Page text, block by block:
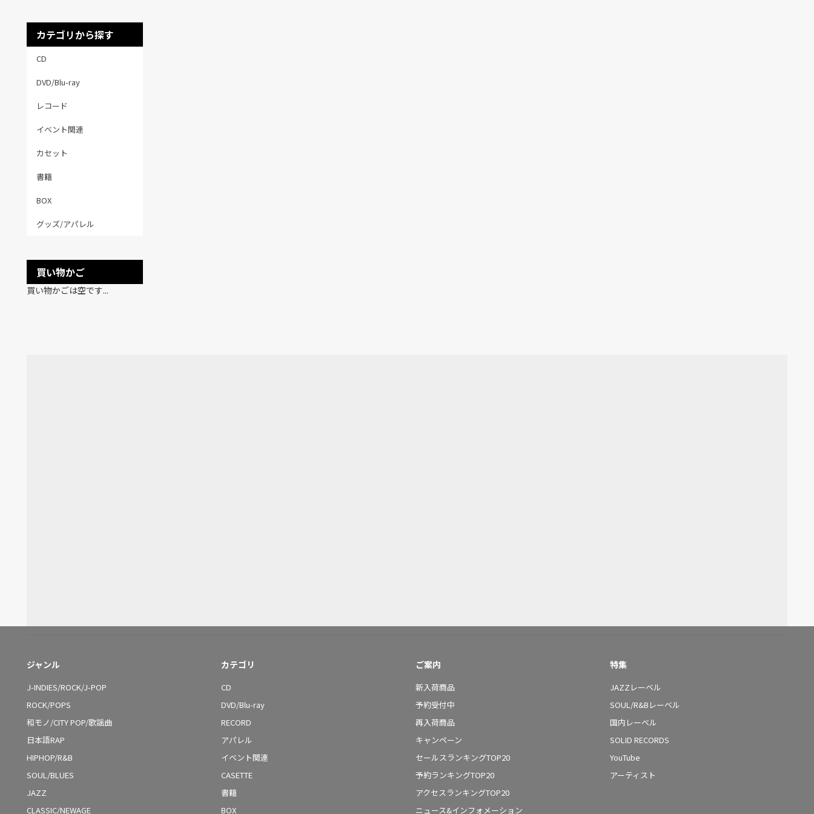
カテゴリから探す
CD
DVD/Blu-ray
レコード
イベント関連
カセット
書籍
BOX
グッズ/アパレル
買い物かご
買い物かごは空です...
ジャンル
J-INDIES/ROCK/J-POP
ROCK/POPS
和モノ/CITY POP/歌謡曲
日本語RAP
HIPHOP/R&B
SOUL/BLUES
JAZZ
CLASSIC/NEWAGE
カテゴリ
CD
DVD/Blu-ray
RECORD
アパレル
イベント関連
CASETTE
書籍
BOX
ご案内
新入荷商品
予約受付中
再入荷商品
キャンペーン
セールスランキングTOP20
予約ランキングTOP20
アクセスランキングTOP20
ニュース&インフォメーション
特集
JAZZレーベル
SOUL/R&Bレーベル
国内レーベル
SOLID RECORDS
YouTube
アーティスト